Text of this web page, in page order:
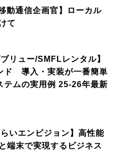
動通信企画官】ローカル
て
リュー/SMFLレンタル】
ド 導入・実装が一番簡単
テムの実用例 25-26年最新
いエンビジョン】高性能
端末で実現するビジネス